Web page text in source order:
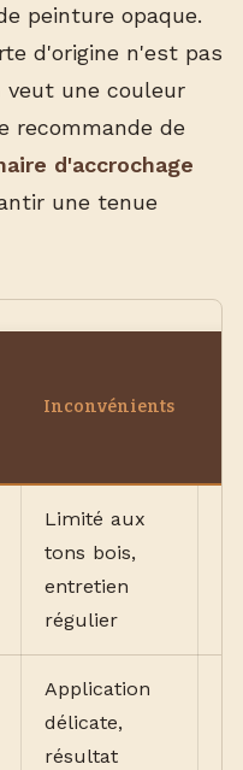
peinture opaque.
d'origine n'est pas
veut une couleur
recommande de
d'accrochage
une tenue
Inconvénients
Limité aux
tons bois,
entretien
régulier
Application
délicate,
résultat